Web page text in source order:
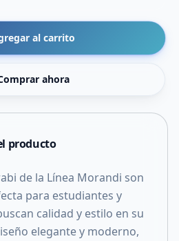
al carrito
ahora
producto
de la Línea Morandi son
para estudiantes y
calidad y estilo en su
elegante y moderno,